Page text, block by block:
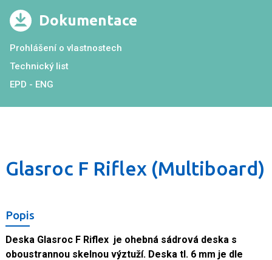
Dokumentace
Prohlášení o vlastnostech
Technický list
EPD - ENG
Glasroc F Riflex (Multiboard)
Popis
Deska Glasroc F Riflex je ohebná sádrová deska s
oboustrannou skelnou výztuží. Deska tl. 6 mm je dle